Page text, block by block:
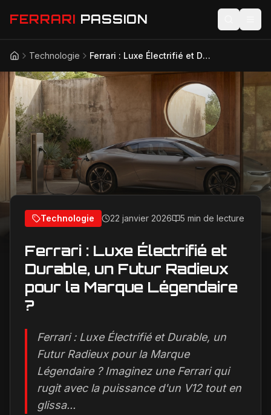
FERRARI PASSION
Actualités
Modèles
Compétition
Technologie
Lifestyle
AccueilTechnologie Ferrari : Luxe Électrifié et Durable, un Futur Radieux pour la Marque Légendaire ?
Technologie 22 janvier 2026 5 min de lecture
Ferrari : Luxe Électrifié et
Durable, un Futur Radieux
pour la Marque Légendaire
?
Ferrari : Luxe Électrifié et Durable, un
Futur Radieux pour la Marque
Légendaire ? Imaginez une Ferrari qui
rugit avec la puissance d'un V12 tout en
glissa...